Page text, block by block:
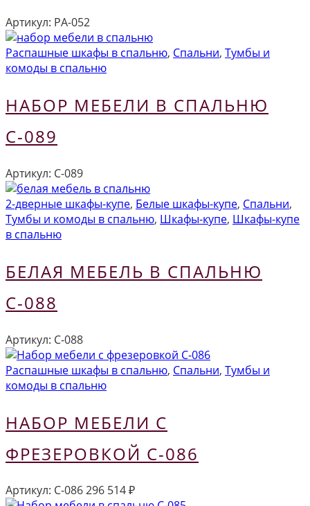
Артикул: РА-052
Распашные шкафы в спальню, Спальни, Тумбы и
комоды в спальню
НАБОР МЕБЕЛИ В СПАЛЬНЮ
С-089
Артикул: С-089
2-дверные шкафы-купе, Белые шкафы-купе, Спальни,
Тумбы и комоды в спальню, Шкафы-купе, Шкафы-купе
в спальню
БЕЛАЯ МЕБЕЛЬ В СПАЛЬНЮ
С-088
Артикул: С-088
Распашные шкафы в спальню, Спальни, Тумбы и
комоды в спальню
НАБОР МЕБЕЛИ С
ФРЕЗЕРОВКОЙ С-086
Артикул: С-086296 514₽